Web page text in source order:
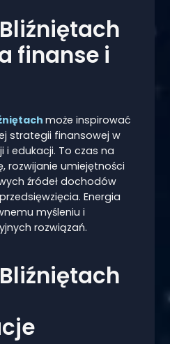
finanse i
może inspirować
strategii finansowej w
i edukacji. To czas na
rozwijanie umiejętności
źródeł dochodów
Energia
myśleniu i
rozwiązań.